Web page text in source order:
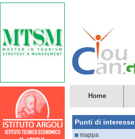
Home
Punti di interesse
mappa